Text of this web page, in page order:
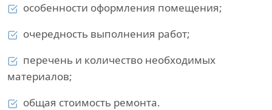
особенности оформления помещения;
очередность выполнения работ;
перечень и количество необходимых
материалов;
общая стоимость ремонта.